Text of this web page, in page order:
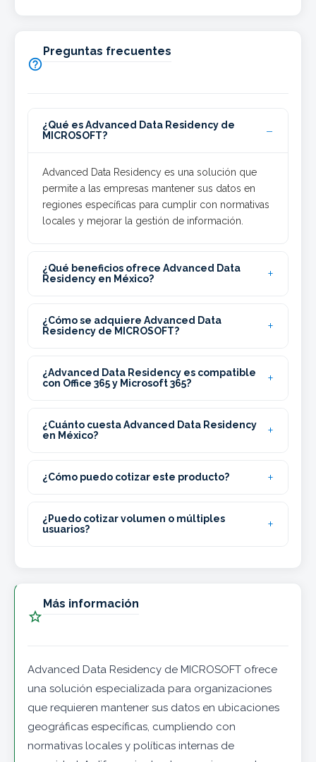

Preguntas frecuentes
¿Qué es Advanced Data Residency de
MICROSOFT?
Advanced Data Residency es una solución que
permite a las empresas mantener sus datos en
regiones específicas para cumplir con normativas
locales y mejorar la gestión de información.
¿Qué beneficios ofrece Advanced Data
Residency en México?
¿Cómo se adquiere Advanced Data
Residency de MICROSOFT?
¿Advanced Data Residency es compatible
con Office 365 y Microsoft 365?
¿Cuánto cuesta Advanced Data Residency
en México?
¿Cómo puedo cotizar este producto?
¿Puedo cotizar volumen o múltiples
usuarios?

Más información
Advanced Data Residency de MICROSOFT ofrece
una solución especializada para organizaciones
que requieren mantener sus datos en ubicaciones
geográficas específicas, cumpliendo con
normativas locales y políticas internas de